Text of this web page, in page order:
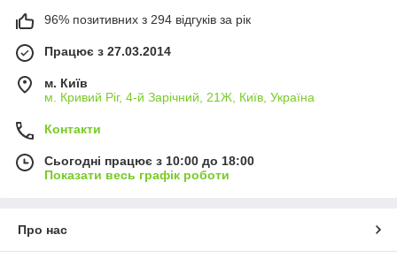
96% позитивних з 294 відгуків за рік
Працює з 27.03.2014
м. Київ
м. Кривий Ріг, 4-й Зарічний, 21Ж, Київ, Україна
Контакти
Сьогодні працює з 10:00 до 18:00
Показати весь графік роботи
Про нас